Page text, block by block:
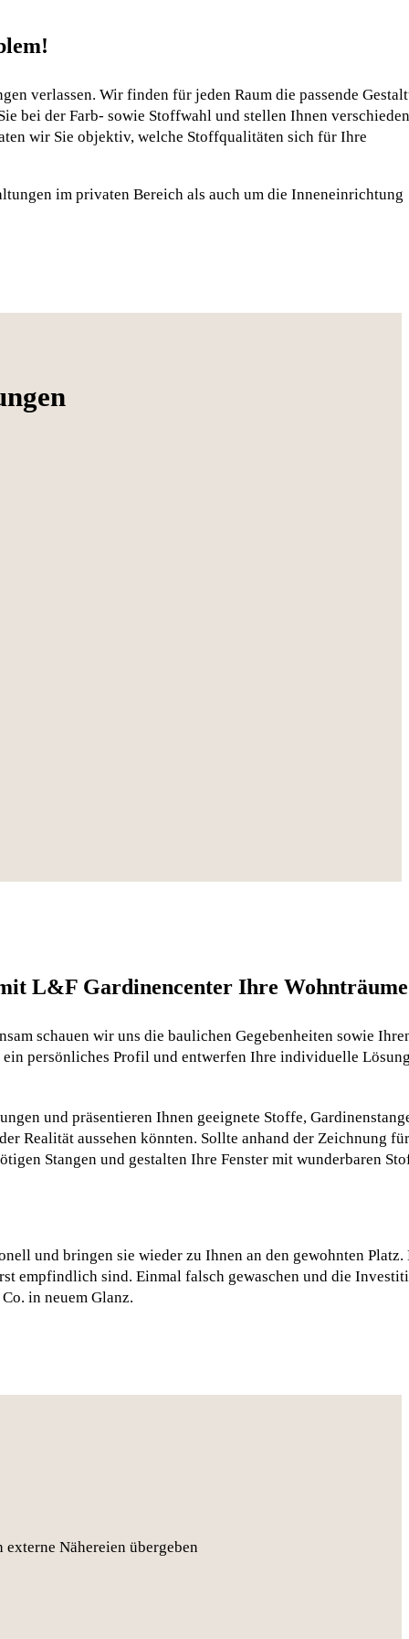
verlassen. Wir finden für jeden Raum die passende
bei der Farb- sowie Stoffwahl und stellen Ihnen
wir Sie objektiv, welche Stoffqualitäten sich für Ihre
im privaten Bereich als auch um die Inneneinrichtung
L&F Gardinencenter Ihre Wohnträume
schauen wir uns die baulichen Gegebenheiten sowie
persönliches Profil und entwerfen Ihre individuelle
und präsentieren Ihnen geeignete Stoffe,
Realität aussehen könnten. Sollte anhand der Zeichnung
Stangen und gestalten Ihre Fenster mit wunderbaren
und bringen sie wieder zu Ihnen an den gewohnten Platz.
empfindlich sind. Einmal falsch gewaschen und die
in neuem Glanz.
Nähereien übergeben